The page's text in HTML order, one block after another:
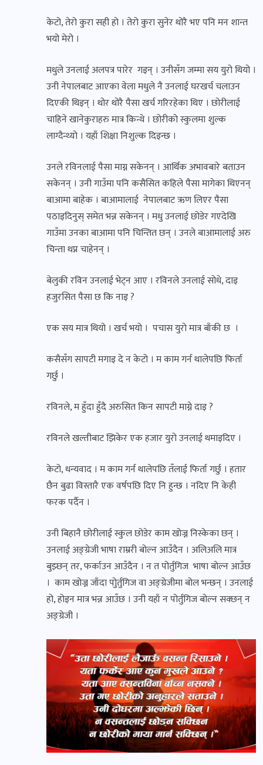
केटो, तेरो कुरा सही हो । तेरो कुरा सुनेर थोरै भए पनि मन शान्त
भयो मेरो ।
मधुले उनलाई अलपत्र पारेर गइन् । उनीसँग जम्मा सय युरो थियो ।
उनी नेपालबाट आएका वेला मधुले नै उनलाई घरखर्च चलाउन
दिएकी थिइन् । थोर थोरै पैसा खर्च गरिरहेका थिए । छोरीलाई
चाहिने खानेकुराहरु मात्र किन्थे । छोरीको स्कुलमा शुल्क
लाग्दैन्थ्यो । यहाँ शिक्षा निशुल्क दिइन्छ ।
उनले रविनलाई पैसा माग्न सकेनन् । आर्थिक अभावबारे बताउन
सकेनन् । उनी गाउँमा पनि कसैसित कहिले पैसा मागेका थिएनन्
बाआमा बाहेक । बाआमालाई नेपालबाट ऋण लिएर पैसा
पठाइदिनुस् समेत भन्न सकेनन् । मधु उनलाई छोडेर गएदेखि
गाउँमा उनका बाआमा पनि चिन्तित छन् । उनले बाआमालाई अरु
चिन्ता थप्न चाहेनन् ।
बेलुकी रविन उनलाई भेट्न आए । रविनले उनलाई सोधे, दाइ
हजुरसित पैसा छ कि नाइ ?
एक सय मात्र थियो । खर्च भयो । पचास युरो मात्र बाँकी छ ।
कसैसँग सापटी मगाइ दे न केटो । म काम गर्न थालेपछि फिर्ता
गर्छु ।
रविनले, म हुँदा हुँदै अरुसित किन सापटी माग्ने दाइ ?
रविनले खल्तीबाट झिकेर एक हजार युरो उनलाई थमाइदिए ।
केटो, धन्यवाद । म काम गर्न थालेपछि तँलाई फिर्ता गर्छु । हतार
छैन बुढा विस्तारै एक वर्षपछि दिए नि हुन्छ । नदिए नि केही
फरक पर्दैन ।
उनी बिहानै छोरीलाई स्कुल छोडेर काम खोज्न निस्केका छन् ।
उनलाई अङ्ग्रेजी भाषा राम्ररी बोल्न आउँदैन । अलिअलि मात्र
बुझ्छन् तर, फर्काउन आउँदैन । न त पोर्तुगिज भाषा बोल्न आउँछ
। काम खोज्न जाँदा पोुर्तुगिज वा अङ्ग्रेजीमा बोल भन्छन् । उनलाई
हो, होइन मात्र भन्न आउँछ । उनी यहाँ न पोर्तुगिज बोल्न सक्छन् न
अङ्ग्रेजी ।